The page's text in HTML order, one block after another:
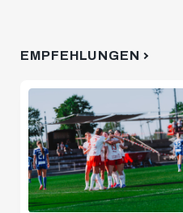
EMPFEHLUNGEN